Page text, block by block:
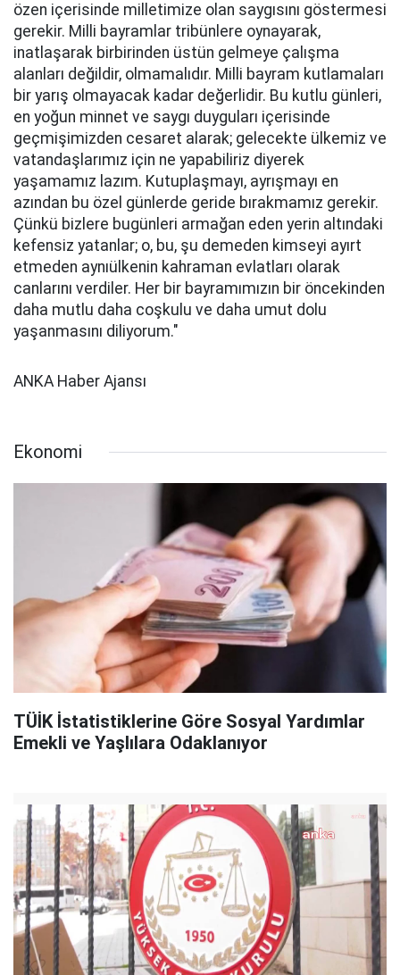
özen içerisinde milletimize olan saygısını göstermesi
gerekir. Milli bayramlar tribünlere oynayarak,
inatlaşarak birbirinden üstün gelmeye çalışma
alanları değildir, olmamalıdır. Milli bayram kutlamaları
bir yarış olmayacak kadar değerlidir. Bu kutlu günleri,
en yoğun minnet ve saygı duyguları içerisinde
geçmişimizden cesaret alarak; gelecekte ülkemiz ve
vatandaşlarımız için ne yapabiliriz diyerek
yaşamamız lazım. Kutuplaşmayı, ayrışmayı en
azından bu özel günlerde geride bırakmamız gerekir.
Çünkü bizlere bugünleri armağan eden yerin altındaki
kefensiz yatanlar; o, bu, şu demeden kimseyi ayırt
etmeden aynıülkenin kahraman evlatları olarak
canlarını verdiler. Her bir bayramımızın bir öncekinden
daha mutlu daha coşkulu ve daha umut dolu
yaşanmasını diliyorum."
ANKA Haber Ajansı
Ekonomi
TÜİK İstatistiklerine Göre Sosyal Yardımlar
Emekli ve Yaşlılara Odaklanıyor